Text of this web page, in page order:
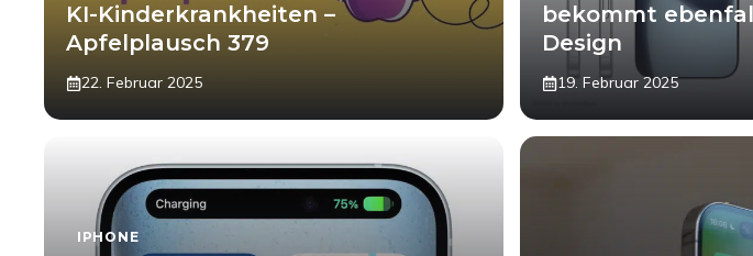
KI-Kinderkrankheiten –
Apfelplausch 379
22. Februar 2025
bekommt
Design
19. Februar 2025
IPHONE